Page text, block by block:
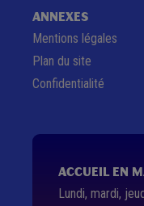
ANNEXES
Mentions légales
Plan du site
Confidentialité
ACCUEIL EN
Lundi, mardi,